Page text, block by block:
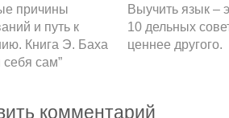
причины
и путь к
Книга Э. Баха
себя сам”
Выучить язык –
10 дельных
ценнее другого.
комментарий